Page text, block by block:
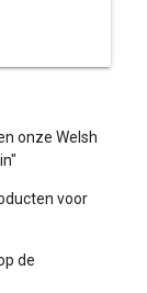
onze Welsh
voor
de